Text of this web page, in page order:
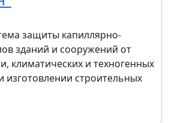
защиты капиллярно-
зданий и сооружений от
климатических и техногенных
строительных